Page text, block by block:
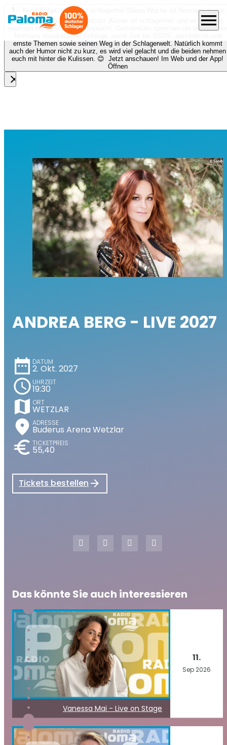
🎙️✨ Neue Folge „Keiner ist schlagerfrei“!
Diese Woche ist Norman Langen
bei Nora zu Gast beim Podcast „Keiner ist schlagerfrei“ und es erwartet
euch ein richtig schönes Gespräch! Gemeinsam sprechen die beiden über
Normans musikalische Anfänge, seine Zeit bei DSDS, persönliche und
ernste Themen sowie seinen Weg in der Schlagerwelt. Natürlich kommt
auch der Humor nicht zu kurz, es wird viel gelacht und die beiden nehmen
euch mit hinter die Kulissen. 😊 Jetzt anschauen! Im Web und der App!
Öffnen
close
menu
ANDREA BERG - LIVE 2027
date_range DATUM
2. Okt. 2027
schedule UHRZEIT
19:30
map ORT
WETZLAR
place ADRESSE
Buderus Arena Wetzlar
euro TICKETPREIS
55,40
Tickets bestellen
Das könnte Sie auch interessieren
Vanessa Mai - Live on Stage
11.
Sep2026